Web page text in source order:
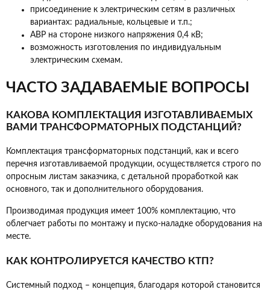
присоединение к электрическим сетям в различных
вариантах: радиальные, кольцевые и т.п.;
АВР на стороне низкого напряжения 0,4 кВ;
возможность изготовления по индивидуальным
электрическим схемам.
ЧАСТО ЗАДАВАЕМЫЕ ВОПРОСЫ
КАКОВА КОМПЛЕКТАЦИЯ ИЗГОТАВЛИВАЕМЫХ
ВАМИ ТРАНСФОРМАТОРНЫХ ПОДСТАНЦИЙ?
Комплектация трансформаторных подстанций, как и всего
перечня изготавливаемой продукции, осуществляется строго по
опросным листам заказчика, с детальной проработкой как
основного, так и дополнительного оборудования.
Производимая продукция имеет 100% комплектацию, что
облегчает работы по монтажу и пуско-наладке оборудования на
месте.
КАК КОНТРОЛИРУЕТСЯ КАЧЕСТВО КТП?
Системный подход – концепция, благодаря которой становится